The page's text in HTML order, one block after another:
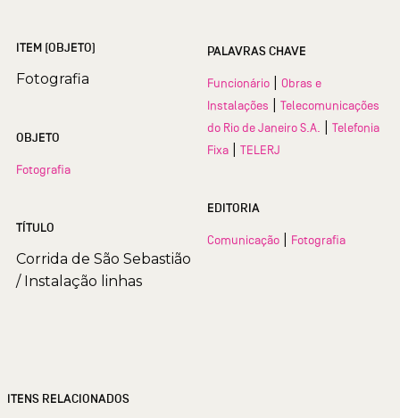
ITEM (OBJETO)
Fotografia
OBJETO
Fotografia
TÍTULO
Corrida de São Sebastião
/ Instalação linhas
PALAVRAS CHAVE
Funcionário
Obras e
Instalações
Telecomunicações
do Rio de Janeiro S.A.
Telefonia
Fixa
TELERJ
EDITORIA
Comunicação Fotografia
ITENS RELACIONADOS